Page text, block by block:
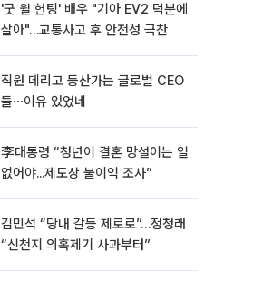
'굿 윌 헌팅' 배우 "기아 EV2 덕분에
살아"…교통사고 후 안전성 극찬
직원 데리고 등산가는 글로벌 CEO
들⋯이유 있었네
李대통령 “청년이 결혼 망설이는 일
없어야...제도상 불이익 조사”
김민석 “당내 갈등 제로로”…정청래
“신천지 의혹제기 사과부터”